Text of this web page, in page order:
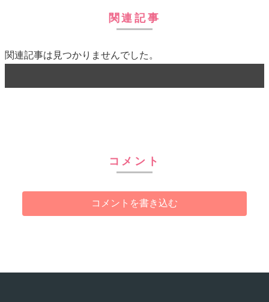
関連記事
関連記事は見つかりませんでした。
コメント
コメントを書き込む